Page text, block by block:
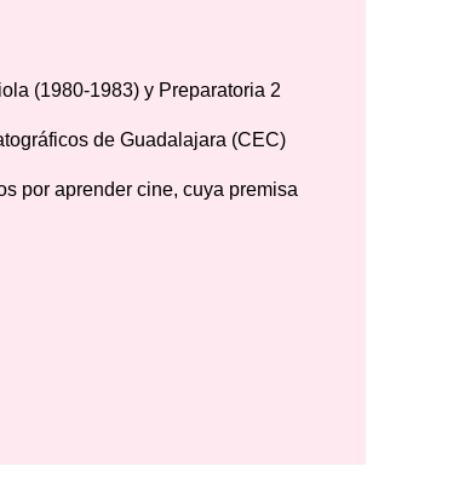
(1980-1983) y Preparatoria 2
de Guadalajara (CEC)
por aprender cine, cuya premisa